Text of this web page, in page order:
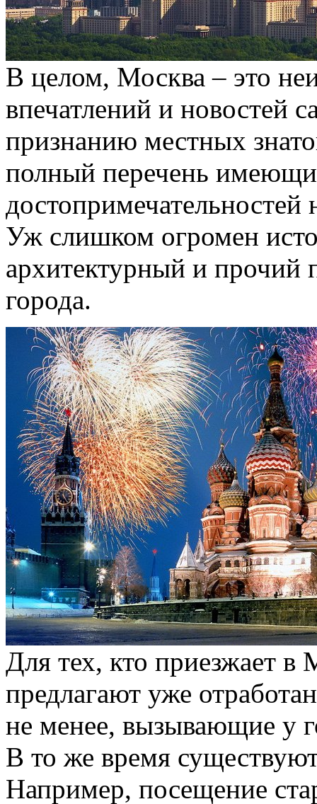
В целом, Москва – это
впечатлений и новостей
признанию местных
полный перечень
Уж слишком огромен
архитектурный и прочий
города.
Для тех, кто приезжает в
предлагают уже
не менее, вызывающие у
В то же время
Например, посещение